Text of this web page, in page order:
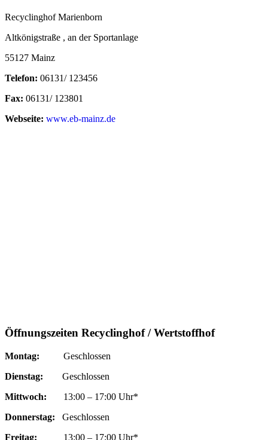
Recyclinghof Marienborn
Altkönigstraße , an der Sportanlage
55127 Mainz
Telefon: 06131/ 123456
Fax: 06131/ 123801
Webseite: www.eb-mainz.de
Öffnungszeiten Recyclinghof / Wertstoffhof
Montag: Geschlossen
Dienstag: Geschlossen
Mittwoch: 13:00 – 17:00 Uhr*
Donnerstag: Geschlossen
Freitag: 13:00 – 17:00 Uhr*